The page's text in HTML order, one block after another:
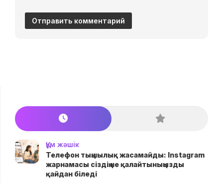
Құм жәшік
Телефон тыңшылық жасамайды: Instagram
жарнамасы сіздің не қалайтыныңызды
қайдан біледі